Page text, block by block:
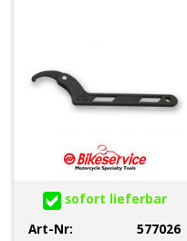
sofort lieferbar
Art-Nr:
577026